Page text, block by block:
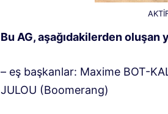
Bu AG, aşağıdakilerden oluşan
– eş başkanlar: Maxime BOT-
JULOU (Boomerang)